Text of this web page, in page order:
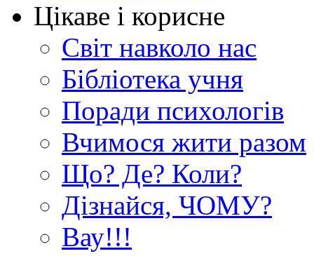
Цікаве і корисне
Світ навколо нас
Бібліотека учня
Поради психологів
Вчимося жити разом
Що? Де? Коли?
Дізнайся, ЧОМУ?
Вау!!!